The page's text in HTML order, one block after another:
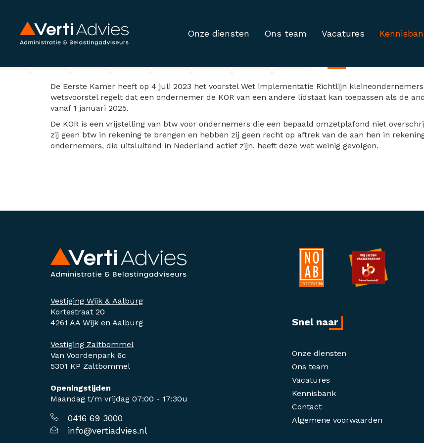
Onze diensten Ons team Vacatures
De Eerste Kamer heeft op 4 juli 2023 het voorstel Wet implementatie Richtlijn
wetsvoorstel regelt dat een ondernemer de KOR van een andere lidstaat kan toepassen als de
vanaf 1 januari 2025.
De KOR is een vrijstelling van btw voor ondernemers die een bepaald omzetplafond niet
zij geen btw in rekening te brengen en hebben zij geen recht op aftrek van de aan hen in
ondernemers, die uitsluitend in Nederland actief zijn, heeft deze wet weinig gevolgen.
Vestiging Wijk & Aalburg
Kortestraat 20
4261 AA Wijk en Aalburg
Vestiging Zaltbommel
Van Voordenpark 6c
5301 KP Zaltbommel
Openingstijden
Maandag t/m vrijdag 07:00 - 17:30u
0416 69 3000
info@vertiadvies.nl
Snel naar
Onze diensten
Ons team
Vacatures
Kennisbank
Contact
Algemene voorwaarden